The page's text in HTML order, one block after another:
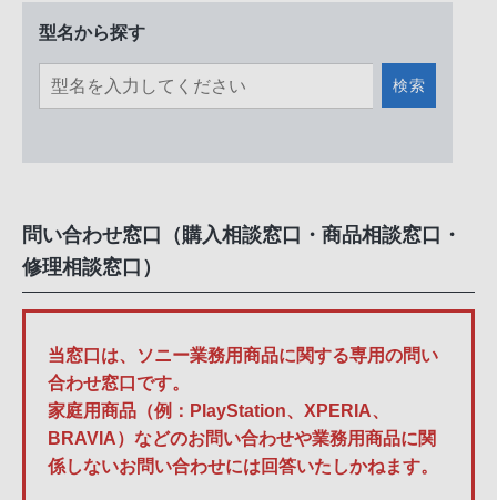
型名から探す
検索
問い合わせ窓口（購入相談窓口・商品相談窓口・
修理相談窓口）
当窓口は、ソニー業務用商品に関する専用の問い
合わせ窓口です。
家庭用商品（例：PlayStation、XPERIA、
BRAVIA）などのお問い合わせや業務用商品に関
係しないお問い合わせには回答いたしかねます。